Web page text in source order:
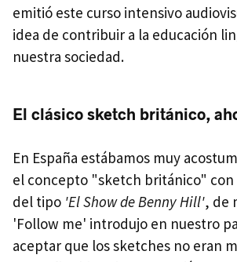
emitió este curso intensivo
idea de contribuir a la educación
nuestra sociedad.
El clásico sketch británico,
En España estábamos muy
el concepto "sketch británico" con
del tipo 'El Show de Benny Hill', de
'Follow me' introdujo en nuestro
aceptar que los sketches no eran